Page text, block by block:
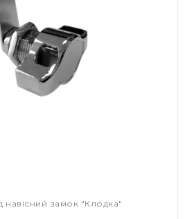
навісний замок "Клодка"